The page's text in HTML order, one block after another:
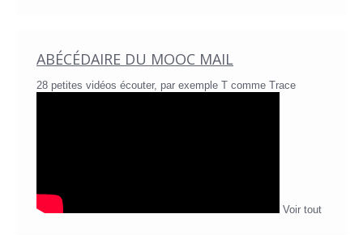
ABÉCÉDAIRE DU MOOC MAIL
28 petites vidéos écouter, par exemple T comme Trace
Voir tout